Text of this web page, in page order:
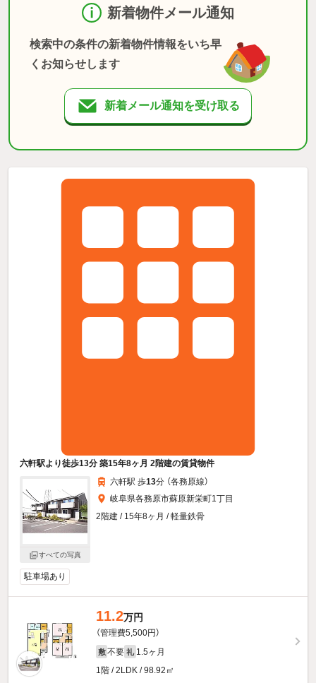
新着物件メール通知
検索中の条件の新着物件情報をいち早
くお知らせします
新着メール通知を受け取る
六軒駅より徒歩13分 築15年8ヶ月 2階建の賃貸物件
すべての写真
六軒駅 歩13分 （各務原線）
岐阜県各務原市蘇原新栄町1丁目
2階建 / 15年8ヶ月 / 軽量鉄骨
駐車場あり
11.2万円
（管理費5,500円）
敷 不要 礼 1.5ヶ月
1階 / 2LDK / 98.92㎡